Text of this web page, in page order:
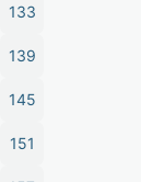
133
139
145
151